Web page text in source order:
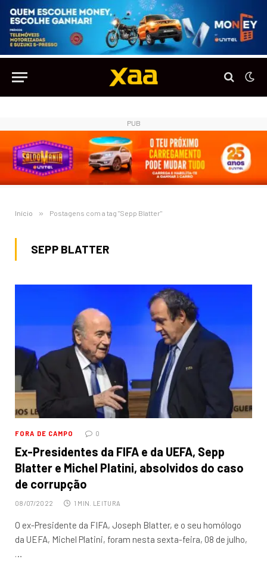
PUB
Início » Postagens com a tag "Sepp Blatter"
SEPP BLATTER
FORA DE CAMPO 0
Ex-Presidentes da FIFA e da UEFA, Sepp
Blatter e Michel Platini, absolvidos do caso
de corrupção
08/07/2022 1 MIN. LEITURA
O ex-Presidente da FIFA, Joseph Blatter, e o seu homólogo
da UEFA, Michel Platini, foram nesta sexta-feira, 08 de julho,
…